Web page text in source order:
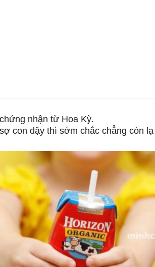
nhận từ Hoa Kỳ.
con dậy thì sớm chắc chẳng còn